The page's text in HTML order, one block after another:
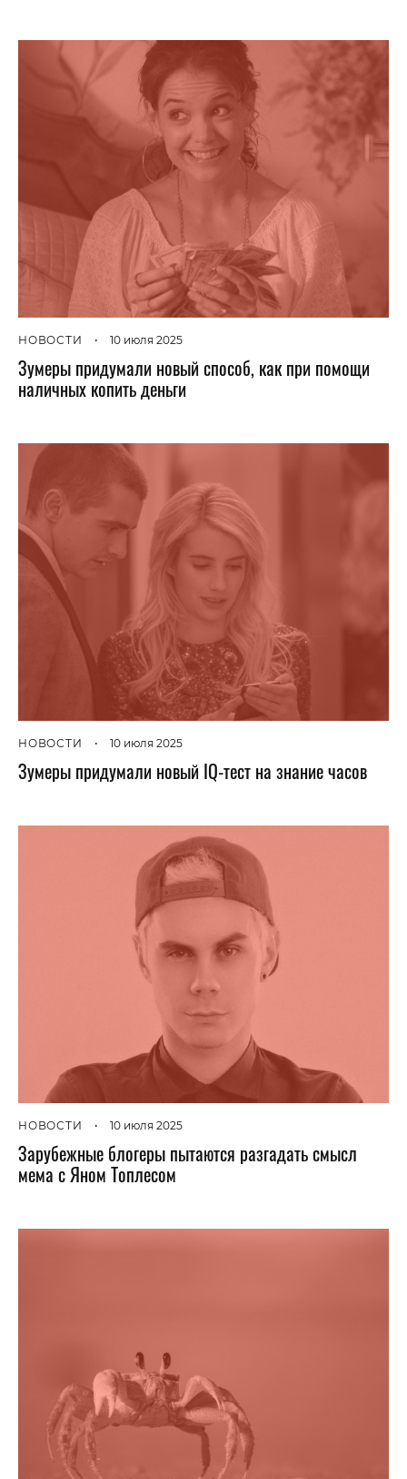
НОВОСТИ • 10 июля 2025
Зумеры придумали новый способ, как при помощи
наличных копить деньги
НОВОСТИ • 10 июля 2025
Зумеры придумали новый IQ-тест на знание часов
НОВОСТИ • 10 июля 2025
Зарубежные блогеры пытаются разгадать смысл
мема с Яном Топлесом